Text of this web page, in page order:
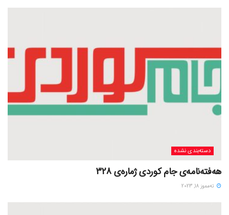
دسته‌بندی نشده
هەفتەنامەی جام کوردی ژمارەی 328
ته‌مموز 18, 2023